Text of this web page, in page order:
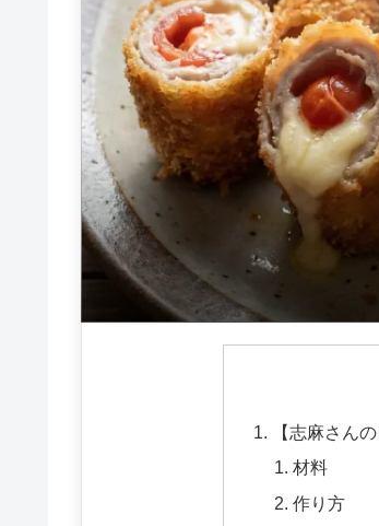
【志麻さん
材料
作り方